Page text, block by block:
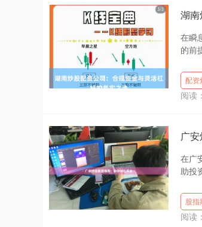
湖
在瞬
的前
配资
阅读：
广
在广
助投
股指
阅读：